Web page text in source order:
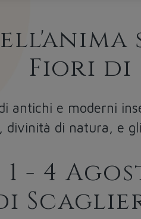
Fiori di
antichi e moderni
divinità di natura, e
1 - 4